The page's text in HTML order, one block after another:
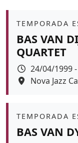
Àmbit
TEMPORADA
BAS VAN
QUARTET
Data
24/04/1999
Espai
Nova Jazz
Àmbit
TEMPORADA
BAS VAN